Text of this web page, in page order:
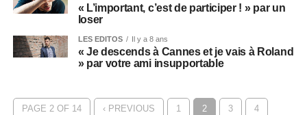
« L’important, c’est de participer ! » par un
loser
LES EDITOS Il y a 8 ans
« Je descends à Cannes et je vais à Roland
» par votre ami insupportable
PAGE 2 OF 14 ‹ PREVIOUS 1 2 3 4